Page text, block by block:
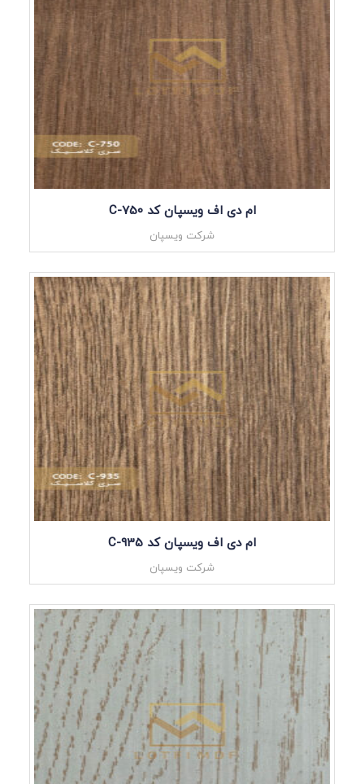
ام دی اف ویسپان کد C-750
شرکت ویسپان
ام دی اف ویسپان کد C-935
شرکت ویسپان